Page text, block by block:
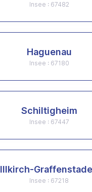
Insee : 67482
Haguenau
Insee : 67180
Schiltigheim
Insee : 67447
Illkirch-
Insee : 67218